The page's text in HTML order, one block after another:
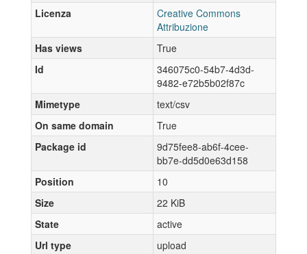
Licenza
Creative Commons
Attribuzione
Has views
True
Id
346075c0-54b7-4d3d-
9482-e72b5b02f87c
Mimetype
text/csv
On same domain
True
Package id
9d75fee8-ab6f-4cee-
bb7e-dd5d0e63d158
Position
10
Size
22 KiB
State
active
Url type
upload